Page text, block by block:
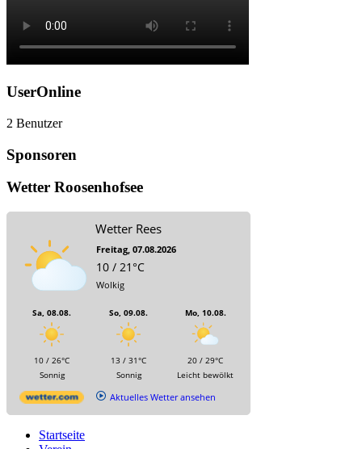
UserOnline
2 Benutzer
Sponsoren
Wetter Roosenhofsee
Wetter Rees
Freitag, 07.08.2026
10 / 21°C
Wolkig
Sa, 08.08.
10 / 26°C
Sonnig
So, 09.08.
13 / 31°C
Sonnig
Mo, 10.08.
20 / 29°C
Leicht bewölkt
Aktuelles Wetter ansehen
Startseite